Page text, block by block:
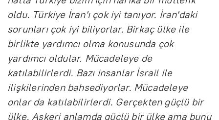
oldu. Türkiye İran'ı çok iyi tanıyor. İran'daki
sorunları çok iyi biliyorlar. Birkaç ülke ile
birlikte yardımcı olma konusunda çok
yardımcı oldular. Mücadeleye de
katılabilirlerdi. Bazı insanlar İsrail ile
ilişkilerinden bahsediyorlar. Mücadeleye
onlar da katılabilirlerdi. Gerçekten güçlü bir
ülke. Askeri anlamda güçlü bir ülke ama bunu